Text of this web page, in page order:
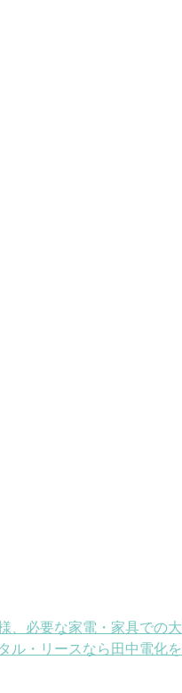
、必要な家電・家具での大
ル・リースなら田中電化を